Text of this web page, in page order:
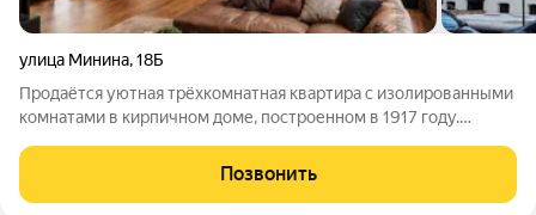
улица Минина,18Б
Продаётся уютная трёхкомнатная квартира с изолированными
комнатами в кирпичном доме, построенном в 1917 году.
площадью 30 квадратных метров станет отличным местом для
кулинарных экспериментов.
Позвонить